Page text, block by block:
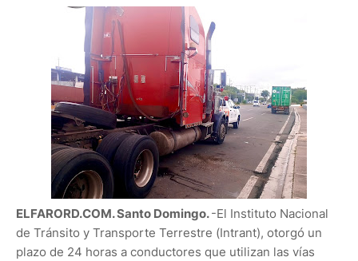
ELFARORD.COM. Santo Domingo.-El Instituto Nacional
de Tránsito y Transporte Terrestre (Intrant), otorgó un
plazo de 24 horas a conductores que utilizan las vías